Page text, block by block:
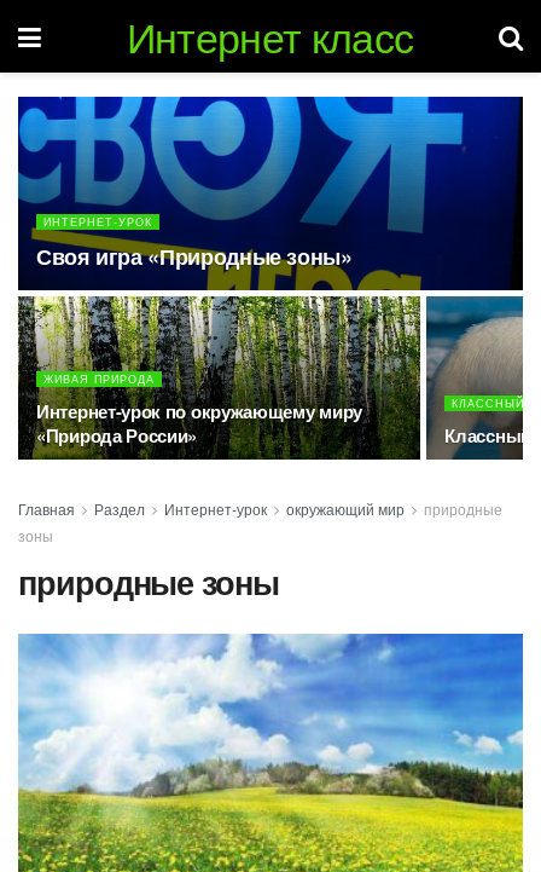
Интернет класс
ИНТЕРНЕТ-УРОК
Своя игра «Природные зоны»
ЖИВАЯ ПРИРОДА
Интернет-урок по окружающему миру
«Природа России»
КЛАССНЫЙ
Классный
Главная Раздел Интернет-урок окружающий мир
природные
зоны
природные зоны